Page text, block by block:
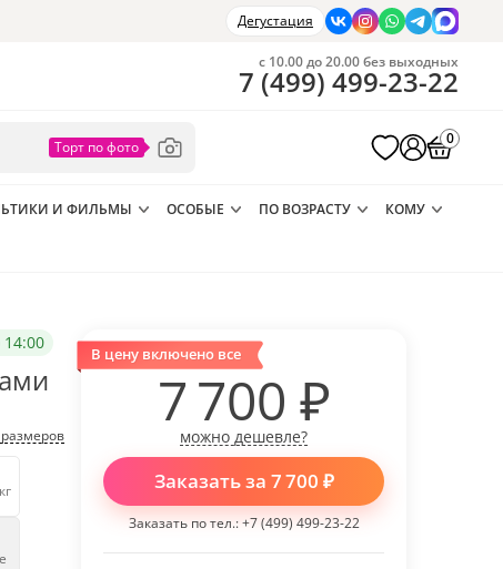
Дегустация
с 10.00 до 20.00 без выходных
7 (499) 499-23-22
0
И ФИЛЬМЫ ОСОБЫЕ ПО ВОЗРАСТУ
КОМУ
14:00
В цену включено все
7 700 ₽
можно дешевле?
Заказать за 7 700 ₽
Заказать по тел.:+7 (499) 499-23-22